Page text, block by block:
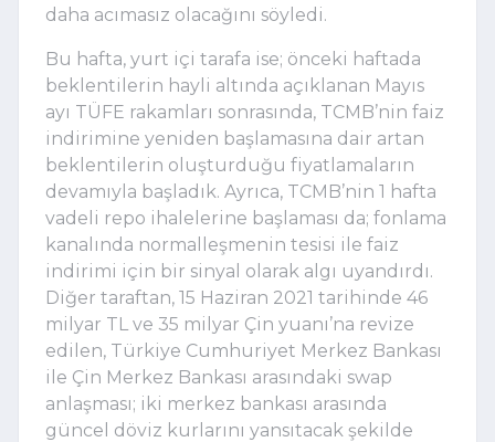
daha acımasız olacağını söyledi.
Bu hafta, yurt içi tarafa ise; önceki haftada
beklentilerin hayli altında açıklanan Mayıs
ayı TÜFE rakamları sonrasında, TCMB’nin faiz
indirimine yeniden başlamasına dair artan
beklentilerin oluşturduğu fiyatlamaların
devamıyla başladık. Ayrıca, TCMB’nin 1 hafta
vadeli repo ihalelerine başlaması da; fonlama
kanalında normalleşmenin tesisi ile faiz
indirimi için bir sinyal olarak algı uyandırdı.
Diğer taraftan, 15 Haziran 2021 tarihinde 46
milyar TL ve 35 milyar Çin yuanı’na revize
edilen, Türkiye Cumhuriyet Merkez Bankası
ile Çin Merkez Bankası arasındaki swap
anlaşması; iki merkez bankası arasında
güncel döviz kurlarını yansıtacak şekilde